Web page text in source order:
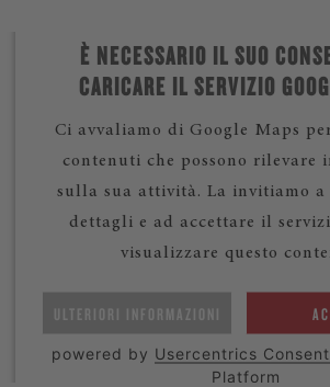
È NECESSARIO IL SUO
CARICARE IL SERVIZIO
Ci avvaliamo di Google Maps
contenuti che possono rilevare
sulla sua attività. La invitiamo
dettagli e ad accettare il
visualizzare questo
ULTERIORI INFORMAZIONI
powered by Usercentrics
Platform